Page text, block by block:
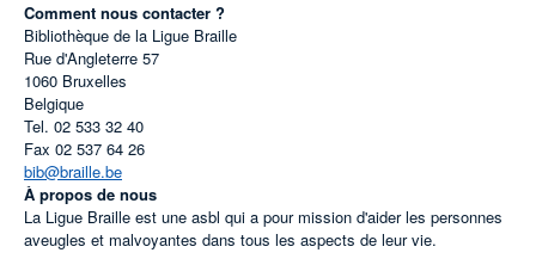
Comment nous contacter ?
Bibliothèque de la Ligue Braille
Rue d'Angleterre 57
1060 Bruxelles
Belgique
Tel. 02 533 32 40
Fax 02 537 64 26
bib@braille.be
À propos de nous
La Ligue Braille est une asbl qui a pour mission d'aider les personnes
aveugles et malvoyantes dans tous les aspects de leur vie.